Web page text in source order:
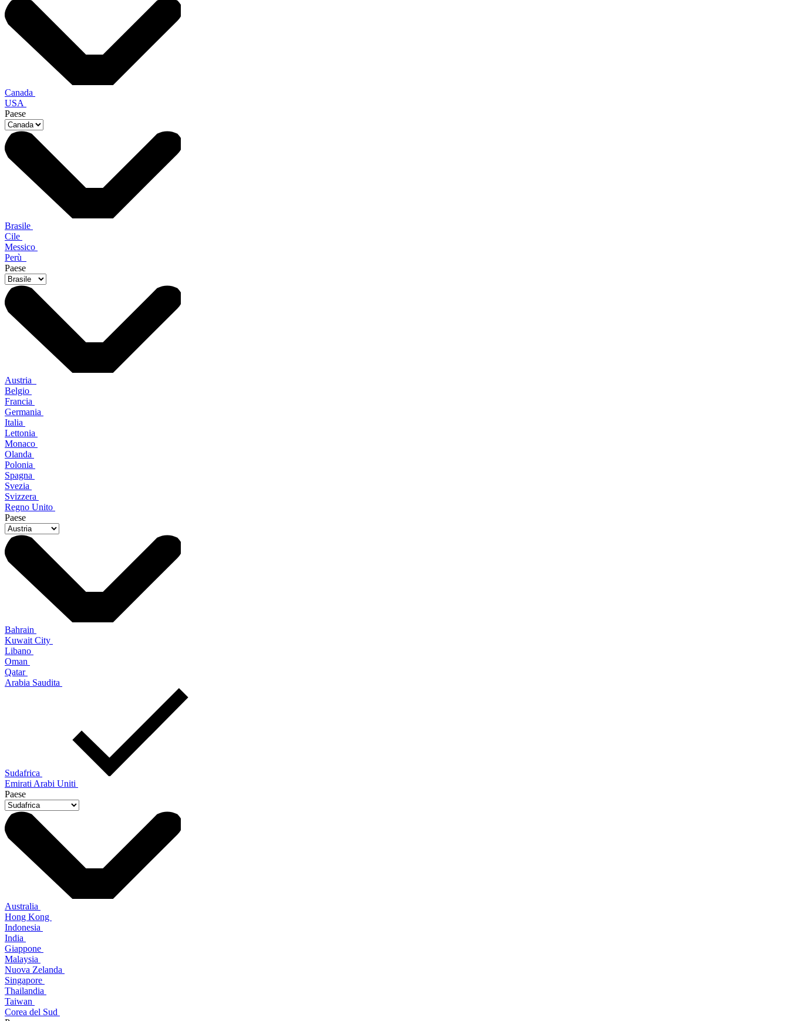
Canada
USA
Paese
Brasile
Cile
Messico
Perù
Paese
Austria
Belgio
Francia
Germania
Italia
Lettonia
Monaco
Olanda
Polonia
Spagna
Svezia
Svizzera
Regno Unito
Paese
Bahrain
Kuwait City
Libano
Oman
Qatar
Arabia Saudita
Sudafrica
Emirati Arabi Uniti
Paese
Australia
Hong Kong
Indonesia
India
Giappone
Malaysia
Nuova Zelanda
Singapore
Thailandia
Taiwan
Corea del Sud